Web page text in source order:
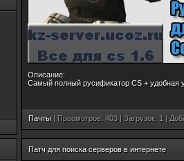
Описание:
Самый полный русификатор CS + удобная
Пачты | Просмотров: 403 | Загрузок: 1 |
Патч для поиска серверов в интернете